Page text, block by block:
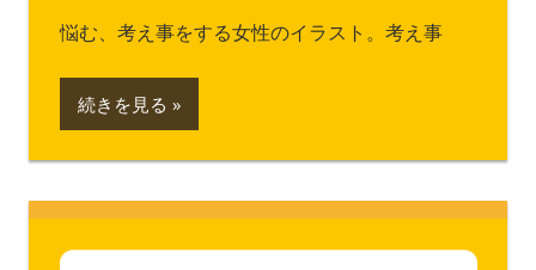
悩む、考え事をする女性のイラスト。考え事
続きを見る